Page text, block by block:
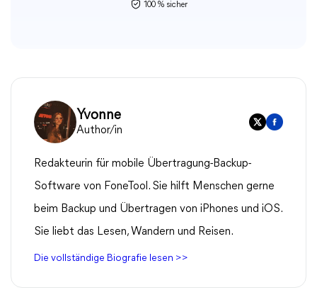
100 % sicher
Yvonne
Author/in
Redakteurin für mobile Übertragung-Backup-
Software von FoneTool. Sie hilft Menschen gerne
beim Backup und Übertragen von iPhones und iOS.
Sie liebt das Lesen, Wandern und Reisen.
Die vollständige Biografie lesen >>